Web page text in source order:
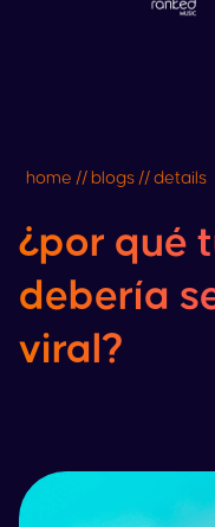
home // blogs // details
¿por qué
debería
viral?